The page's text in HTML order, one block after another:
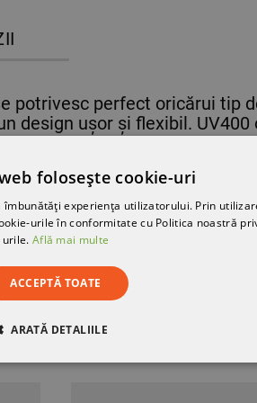
potrivesc perfect oricărui tip
design ușor și flexibil.
UVB. Cadrul din
a preveni aburirea și
moale pentru un confort
folosește cookie-uri
experiența utilizatorului. Prin
urile în conformitate cu Politica noastră
urile. Află mai multe
ACCEPTĂ TOATE
ARATĂ DETALIILE
DE TARGETARE DE